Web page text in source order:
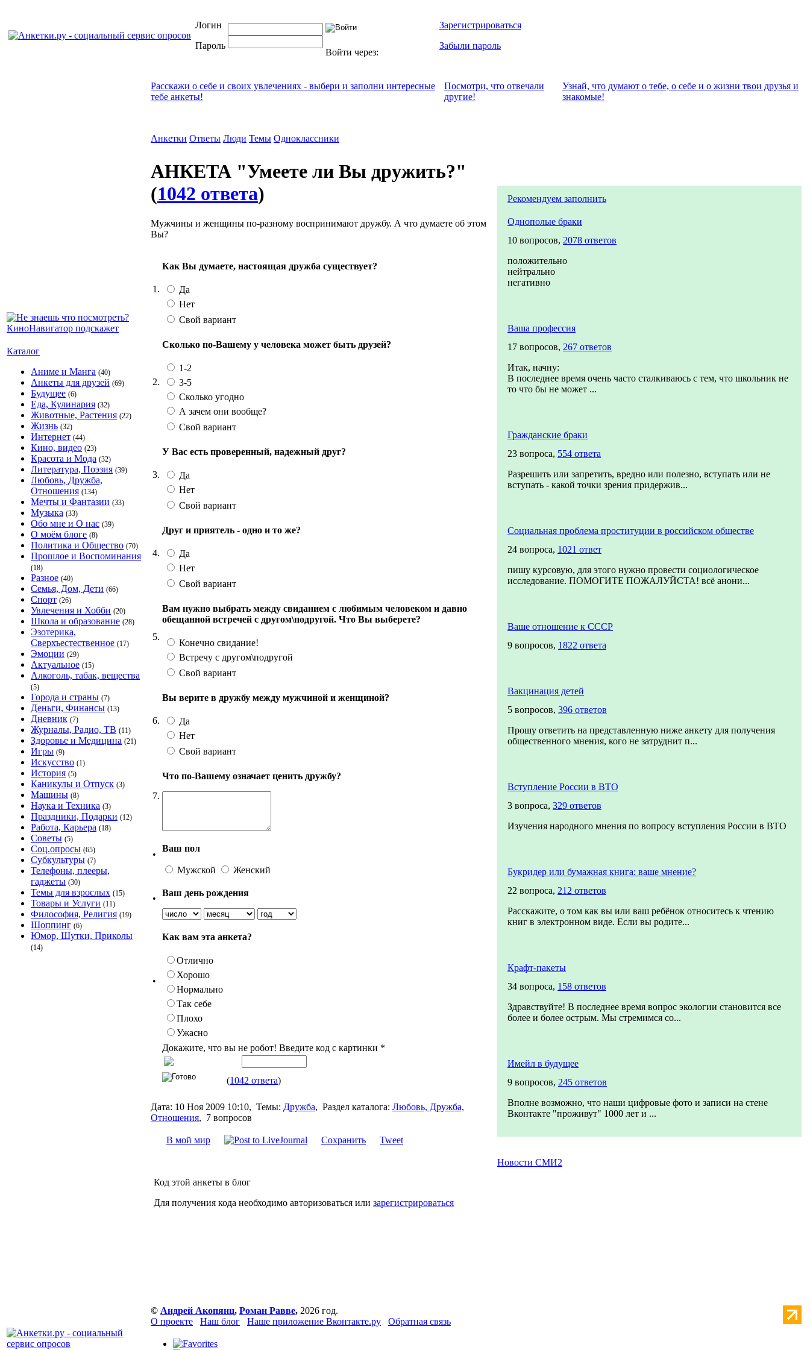
Логин
Пароль
Войти через:
Зарегистрироваться
Забыли пароль
Каталог
Аниме и Манга (40)
Анкеты для друзей (69)
Будущее (6)
Еда, Кулинария (32)
Животные, Растения (22)
Жизнь (32)
Интернет (44)
Кино, видео (23)
Красота и Мода (32)
Литература, Поэзия (39)
Любовь, Дружба,
Отношения (134)
Мечты и Фантазии (33)
Музыка (33)
Обо мне и О нас (39)
О моём блоге (8)
Политика и Общество (70)
Прошлое и Воспоминания
(18)
Разное (40)
Семья, Дом, Дети (66)
Спорт (26)
Увлечения и Хобби (20)
Школа и образование (28)
Эзотерика,
Сверхъестественное (17)
Эмоции (29)
Актуальное (15)
Алкоголь, табак, вещества
(5)
Города и страны (7)
Деньги, Финансы (13)
Дневник (7)
Журналы, Радио, ТВ (11)
Здоровье и Медицина (21)
Игры (9)
Искусство (1)
История (5)
Каникулы и Отпуск (3)
Машины (8)
Наука и Техника (3)
Праздники, Подарки (12)
Работа, Карьера (18)
Советы (5)
Соц.опросы (65)
Субкультуры (7)
Телефоны, плееры,
гаджеты (30)
Темы для взрослых (15)
Товары и Услуги (11)
Философия, Религия (19)
Шоппинг (6)
Юмор, Шутки, Приколы
(14)
Расскажи о себе и своих увлечениях - выбери и заполни интересные
тебе анкеты!
Посмотри, что отвeчали
другие!
Узнай, что думают о тебе, о себе и о жизни твои друзья и
знакомые!
Анкетки Ответы Люди Темы Одноклассники
АНКЕТА "Умеете ли Вы дружить?"
(1042 ответа)
Мужчины и женщины по-разному воспринимают дружбу. А что думаете об этом
Вы?
1.
Как Вы думаете, настоящая дружба существует?
Да
Нет
Свой вариант
2.
Сколько по-Вашему у человека может быть друзей?
1-2
3-5
Сколько угодно
А зачем они вообще?
Свой вариант
3.
У Вас есть проверенный, надежный друг?
Да
Нет
Свой вариант
4.
Друг и приятель - одно и то же?
Да
Нет
Свой вариант
5.
Вам нужно выбрать между свиданием с любимым человеком и давно
обещанной встречей с другом\подругой. Что Вы выберете?
Конечно свидание!
Встречу с другом\подругой
Свой вариант
6.
Вы верите в дружбу между мужчиной и женщиной?
Да
Нет
Свой вариант
7.
Что по-Вашему означает ценить дружбу?
•
Ваш пол
Мужской Женский
•
Ваш день рождения
•
Как вам эта анкета?
Отлично
Хорошо
Нормально
Так себе
Плохо
Ужасно
Докажите, что вы не робот! Введите код с картинки *
(1042 ответа)
Дата: 10 Ноя 2009 10:10, Темы: Дружба, Раздел каталога: Любовь, Дружба,
Отношения, 7 вопросов
В мой мир Сохранить Tweet
Код этой анкеты в блог
Для получения кода необходимо авторизоваться или зарегистрироваться
Рекомендуем заполнить
Однополые браки
10 вопросов, 2078 ответов
положительно
нейтрально
негативно
Ваша профессия
17 вопросов, 267 ответов
Итак, начну:
В последнее время очень часто сталкиваюсь с тем, что школьник не
то что бы не может ...
Гражданские браки
23 вопроса, 554 ответа
Разрешить или запретить, вредно или полезно, вступать или не
вступать - какой точки зрения придержив...
Социальная проблема проституции в российском обществе
24 вопроса, 1021 ответ
пишу курсовую, для этого нужно провести социологическое
исследование. ПОМОГИТЕ ПОЖАЛУЙСТА! всё анони...
Ваше отношение к СССР
9 вопросов, 1822 ответа
Вакцинация детей
5 вопросов, 396 ответов
Прошу ответить на представленную ниже анкету для получения
общественного мнения, кого не затруднит п...
Вступление России в ВТО
3 вопроса, 329 ответов
Изучения народного мнения по вопросу вступления России в ВТО
Букридер или бумажная книга: ваше мнение?
22 вопроса, 212 ответов
Расскажите, о том как вы или ваш ребёнок относитесь к чтению
книг в электронном виде. Если вы родите...
Крафт-пакеты
34 вопроса, 158 ответов
Здравствуйте! В последнее время вопрос экологии становится все
более и более острым. Мы стремимся со...
Имейл в будущее
9 вопросов, 245 ответов
Вполне возможно, что наши цифровые фото и записи на стене
Вконтакте "проживут" 1000 лет и ...
Новости СМИ2
© Андрей Акопянц, Роман Равве, 2026 год.
О проекте
Наш блог Наше приложение Вконтакте.ру Обратная связь